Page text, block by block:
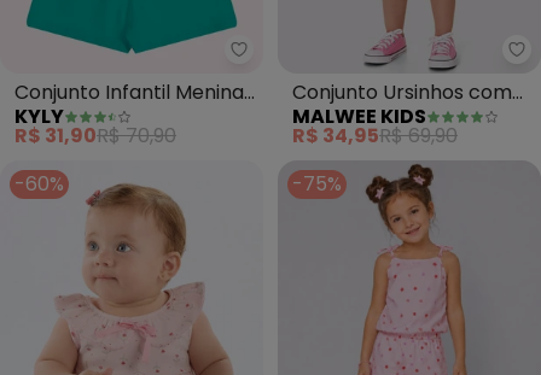
Kyly - Conjunto Infantil Menina
Conjunto Infantil Menina
Estampa (Rosa)
KYLY
R$ 31,90R$ 70,90
Conjunto Ursinhos com
Glitter (Rosa)
MALWEE KIDS
R$ 34,95R$ 69,90
-60%
-75%